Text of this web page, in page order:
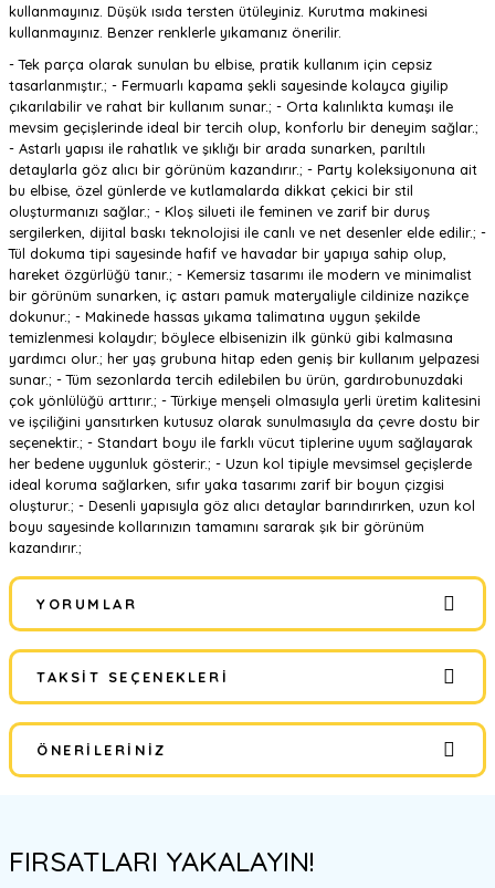
kullanmayınız. Düşük ısıda tersten ütüleyiniz. Kurutma makinesi
kullanmayınız. Benzer renklerle yıkamanız önerilir.
- Tek parça olarak sunulan bu elbise, pratik kullanım için cepsiz
tasarlanmıştır.; - Fermuarlı kapama şekli sayesinde kolayca giyilip
çıkarılabilir ve rahat bir kullanım sunar.; - Orta kalınlıkta kumaşı ile
mevsim geçişlerinde ideal bir tercih olup, konforlu bir deneyim sağlar.;
- Astarlı yapısı ile rahatlık ve şıklığı bir arada sunarken, parıltılı
detaylarla göz alıcı bir görünüm kazandırır.; - Party koleksiyonuna ait
bu elbise, özel günlerde ve kutlamalarda dikkat çekici bir stil
oluşturmanızı sağlar.; - Kloş silueti ile feminen ve zarif bir duruş
sergilerken, dijital baskı teknolojisi ile canlı ve net desenler elde edilir.; -
Tül dokuma tipi sayesinde hafif ve havadar bir yapıya sahip olup,
hareket özgürlüğü tanır.; - Kemersiz tasarımı ile modern ve minimalist
bir görünüm sunarken, iç astarı pamuk materyaliyle cildinize nazikçe
dokunur.; - Makinede hassas yıkama talimatına uygun şekilde
temizlenmesi kolaydır; böylece elbisenizin ilk günkü gibi kalmasına
yardımcı olur.; her yaş grubuna hitap eden geniş bir kullanım yelpazesi
sunar.; - Tüm sezonlarda tercih edilebilen bu ürün, gardırobunuzdaki
çok yönlülüğü arttırır.; - Türkiye menşeli olmasıyla yerli üretim kalitesini
ve işçiliğini yansıtırken kutusuz olarak sunulmasıyla da çevre dostu bir
seçenektir.; - Standart boyu ile farklı vücut tiplerine uyum sağlayarak
her bedene uygunluk gösterir.; - Uzun kol tipiyle mevsimsel geçişlerde
ideal koruma sağlarken, sıfır yaka tasarımı zarif bir boyun çizgisi
oluşturur.; - Desenli yapısıyla göz alıcı detaylar barındırırken, uzun kol
boyu sayesinde kollarınızın tamamını sararak şık bir görünüm
kazandırır.;
YORUMLAR
Bu ürüne ilk yorumu siz yapın!
Yorum Yaz
TAKSIT SEÇENEKLERI
ÖNERILERINIZ
tarafımıza iletebilirsiniz.
Görüş ve önerileriniz için teşekkür ederiz.
FIRSATLARI YAKALAYIN!